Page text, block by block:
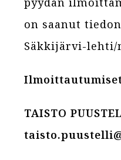
on saanut
Säkkijärvi-lehti/
TAISTO